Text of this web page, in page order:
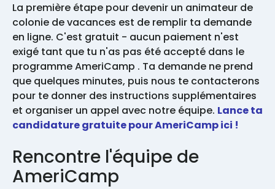
La première étape pour devenir un animateur de
colonie de vacances est de remplir ta demande
en ligne. C'est gratuit - aucun paiement n'est
exigé tant que tu n'as pas été accepté dans le
programme AmeriCamp . Ta demande ne prend
que quelques minutes, puis nous te contacterons
pour te donner des instructions supplémentaires
et organiser un appel avec notre équipe. Lance ta
candidature gratuite pour AmeriCamp ici !
Rencontre l'équipe de
AmeriCamp